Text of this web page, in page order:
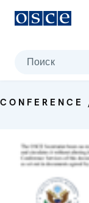
Поиск